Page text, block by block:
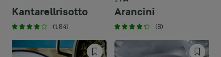
Kantarellrisotto
(184)
Arancini
(8)